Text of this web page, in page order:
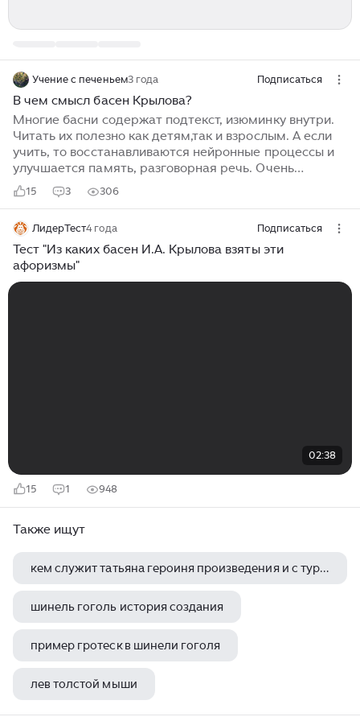
Учение с печеньем3 года Подписаться
В чем смысл басен Крылова?
Многие басни содержат подтекст, изюминку внутри.
Читать их полезно как детям,так и взрослым. А если
учить, то восстанавливаются нейронные процессы и
улучшается память, разговорная речь. Очень
интересная биография Ивана Андреевича Крылова.
Он написал много басен. Например, Ворона и лисица,
вымышленная история. В ней с помощью образов
животных автор приближает к высмеиванию пороков,
особенностей в характере человека. Рассмотрим
басню Ворона и Лисица. В ней глупая ворона села на
15 3 306
ЛидерТест4 года Подписаться
Тест "Из каких басен И.А. Крылова взяты эти
афоризмы"
02:38
15 1 948
Также ищут
кем служит татьяна героиня произведения и с тургенева муму
шинель гоголь история создания
пример гротеск в шинели гоголя
лев толстой мыши